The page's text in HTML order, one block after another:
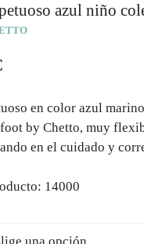
azul niño
en color azul
by Chetto, muy
en el cuidado y
14000